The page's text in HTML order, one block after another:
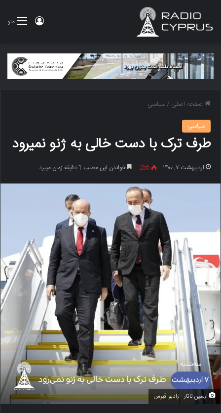
منو ورود
صفحه اصلی /سیاسی
سیاسی
طرف ترک با دست خالی به ژنو نمی‎رود
اردیبهشت ۷, ۱۴۰۰ 256 خواندن این مطلب 1 دقیقه زمان میبرد
ارسین تاتار - رادیو قبرس